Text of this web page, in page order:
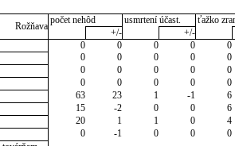
Rožňava
počet nehôd usmrtení účast. ťažko
+/-
+/-
0 0 0 0 0
0 0 0 0 0
0 0 0 0 0
0 0 0 0 0
63 23 1 -1 6
15 -2 0 0 6
20 1 1 0 4
0 -1 0 0 0